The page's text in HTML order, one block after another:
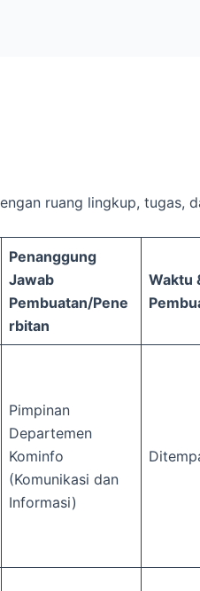
ruang lingkup, tugas,
Penanggung
Jawab
Pembuatan/Pene
rbitan
Waktu
Pimpinan
Departemen
Kominfo
(Komunikasi dan
Informasi)